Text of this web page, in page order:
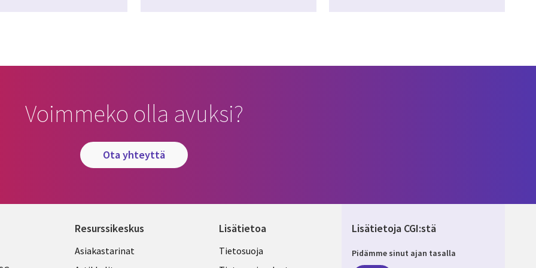
Voimmeko olla avuksi?
ota yhteyttä
Resurssikeskus
Library
Asiakastarinat
Lisätietoa
Legal
Tietosuoja
Lisätietoja CGI:stä
Pidämme sinut ajan tasalla